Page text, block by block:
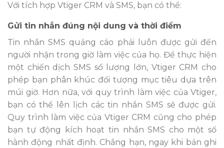
Với tích hợp Vtiger CRM và SMS, bạn có thể:
Gửi tin nhắn đúng nội dung và thời điểm
Tin nhắn SMS quảng cáo phải luôn được gửi đến
người nhận trong giờ làm việc của họ. Để thực hiện
một chiến dịch SMS số lượng lớn, Vtiger CRM cho
phép bạn phân khúc đối tượng mục tiêu dựa trên
múi giờ. Hơn nữa, với quy trình làm việc của Vtiger,
bạn có thể lên lịch các tin nhắn SMS sẽ được gửi.
Quy trình làm việc của Vtiger CRM cũng cho phép
bạn tự động kích hoạt tin nhắn SMS cho một số
hành động nhất định. Chẳng hạn, ngay khi bản ghi